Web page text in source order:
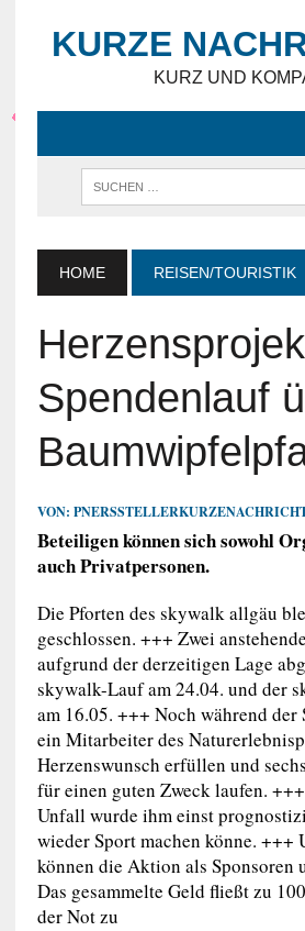
KURZE
KURZ UND
HOME REISEN/TOURISTIK
Spendenlauf
VON:
Beteiligen können sich sowohl
auch Privatpersonen.
Die Pforten des skywalk allgäu
geschlossen. +++ Zwei
aufgrund der derzeitigen Lage
skywalk-Lauf am 24.04. und der
am 16.05. +++ Noch während
ein Mitarbeiter des
Herzenswunsch erfüllen und
für einen guten Zweck laufen.
Unfall wurde ihm einst
wieder Sport machen könne. +++
können die Aktion als Sponsoren
Das gesammelte Geld fließt zu
der Not zu